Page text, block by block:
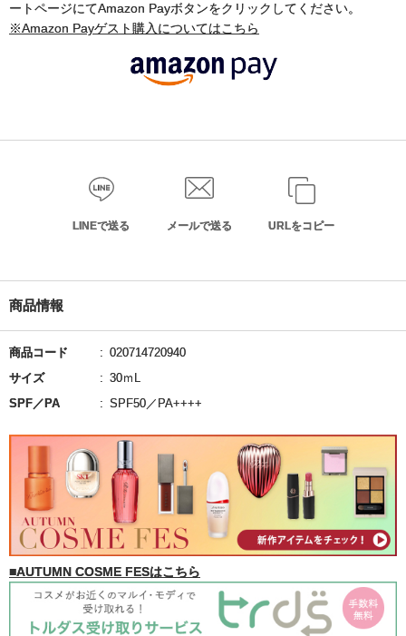
ートページにてAmazon Payボタンをクリックしてください。
※Amazon Payゲスト購入についてはこちら
LINEで送る メールで送る URLをコピー
商品情報
商品コード
020714720940
サイズ
30ｍL
SPF／PA
SPF50／PA++++
■AUTUMN COSME FESはこちら